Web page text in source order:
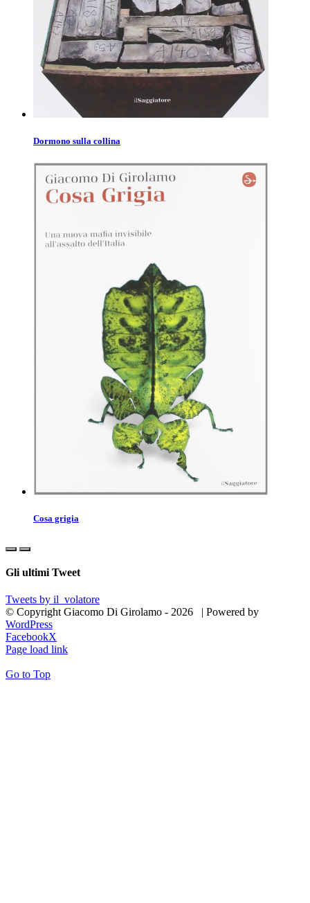
Dormono sulla collina
Cosa grigia
Gli ultimi Tweet
Tweets by il_volatore
© Copyright Giacomo Di Girolamo - 2026 | Powered by
WordPress
FacebookX
Page load link
Go to Top